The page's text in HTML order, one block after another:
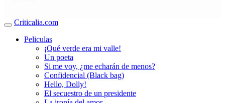
Criticalia.com
Peliculas
¡Qué verde era mi valle!
Un poeta
Si me voy, ¿me echarán de menos?
Confidencial (Black bag)
Hello, Dolly!
El secuestro de un presidente